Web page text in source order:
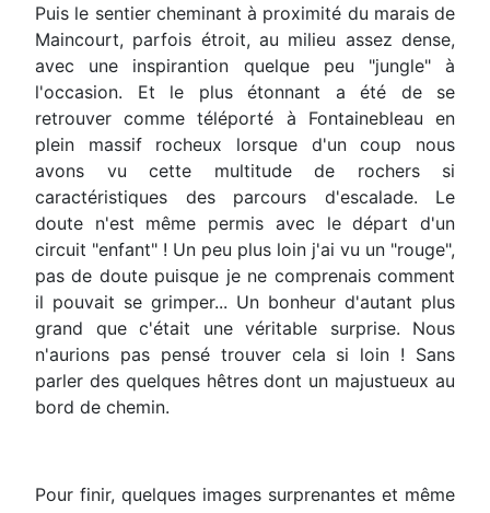
Puis le sentier cheminant à proximité du marais de
Maincourt, parfois étroit, au milieu assez dense,
avec une inspirantion quelque peu "jungle" à
l'occasion. Et le plus étonnant a été de se
retrouver comme téléporté à Fontainebleau en
plein massif rocheux lorsque d'un coup nous
avons vu cette multitude de rochers si
caractéristiques des parcours d'escalade. Le
doute n'est même permis avec le départ d'un
circuit "enfant" ! Un peu plus loin j'ai vu un "rouge",
pas de doute puisque je ne comprenais comment
il pouvait se grimper... Un bonheur d'autant plus
grand que c'était une véritable surprise. Nous
n'aurions pas pensé trouver cela si loin ! Sans
parler des quelques hêtres dont un majustueux au
bord de chemin.
Pour finir, quelques images surprenantes et même